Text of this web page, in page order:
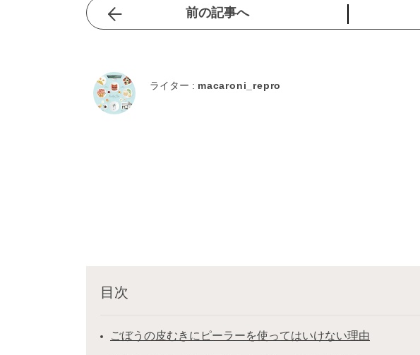
前の記事へ
ライター : macaroni_repro
目次
ごぼうの皮むきにピーラーを使ってはいけない理由